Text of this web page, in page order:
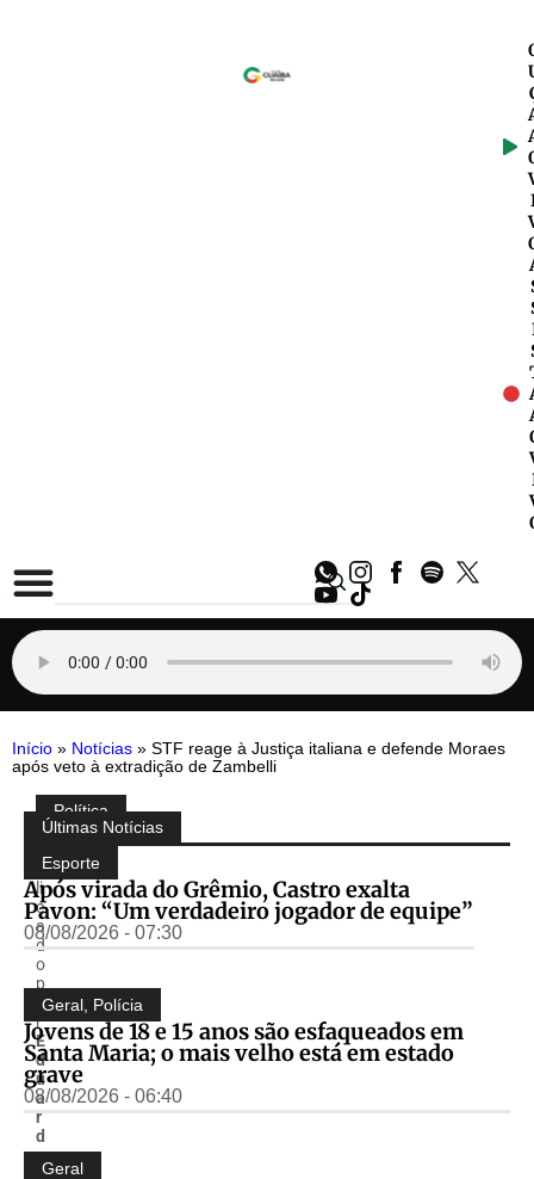
Início » Notícias » STF reage à Justiça italiana e defende Moraes
após veto à extradição de Zambelli
Compartilhe:
Política
P
b
li
c
a
d
o
p
o
r
E
d
u
a
r
d
o
Últimas Notícias
Esporte
Após virada do Grêmio, Castro exalta
Pavon: “Um verdadeiro jogador de equipe”
08/08/2026 - 07:30
Geral Polícia
Jovens de 18 e 15 anos são esfaqueados em
Santa Maria; o mais velho está em estado
grave
08/08/2026 - 06:40
Geral